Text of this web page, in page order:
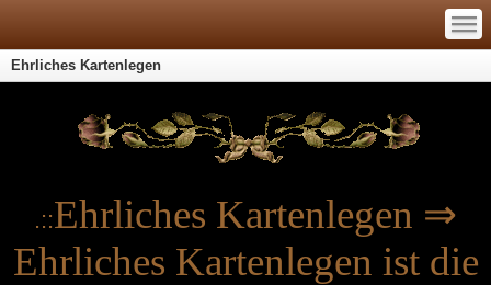
—
—
—
Ehrliches Kartenlegen
.::Ehrliches Kartenlegen ⇒
Ehrliches Kartenlegen ist die